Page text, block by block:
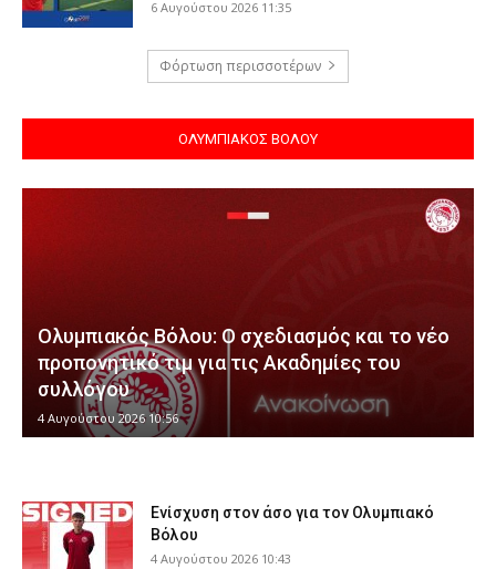
6 Αυγούστου 2026 11:35
Φόρτωση περισσοτέρων
ΟΛΥΜΠΙΑΚΟΣ ΒΟΛΟΥ
Ολυμπιακός Βόλου: Ο σχεδιασμός και το νέο
προπονητικό τιμ για τις Ακαδημίες του
συλλόγου
4 Αυγούστου 2026 10:56
Ενίσχυση στον άσο για τον Ολυμπιακό
Βόλου
4 Αυγούστου 2026 10:43